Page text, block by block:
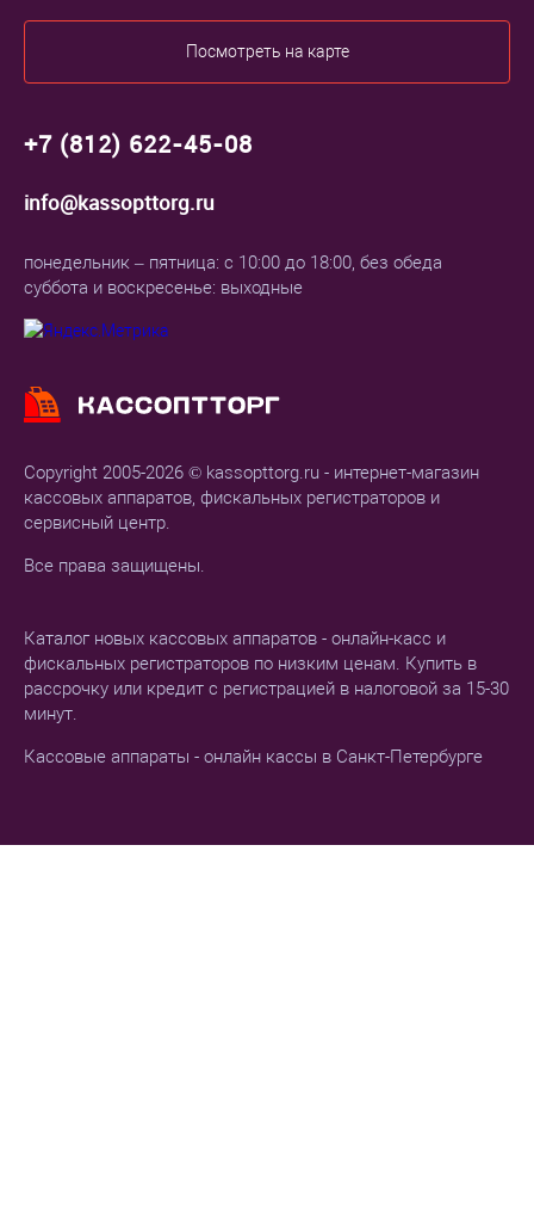
Copyright 2005-2026 © kassopttorg.ru - интернет-магазин
кассовых аппаратов, фискальных регистраторов и
сервисный центр.
Все права защищены.
Каталог новых кассовых аппаратов - онлайн-касс и
фискальных регистраторов по низким ценам. Купить в
рассрочку или кредит с регистрацией в налоговой за 15-30
минут.
Кассовые аппараты - онлайн кассы в Санкт-Петербурге
Посмотреть на карте
+7 (812) 622-45-08
info@kassopttorg.ru
понедельник – пятница: с 10:00 до 18:00, без обеда
суббота и воскресенье: выходные